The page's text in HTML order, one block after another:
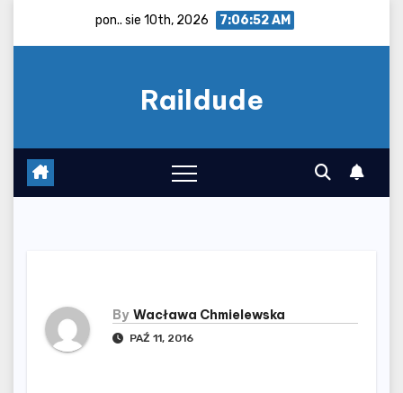
pon.. sie 10th, 2026 7:06:53 AM
Raildude
By Wacława Chmielewska
PAŹ 11, 2016